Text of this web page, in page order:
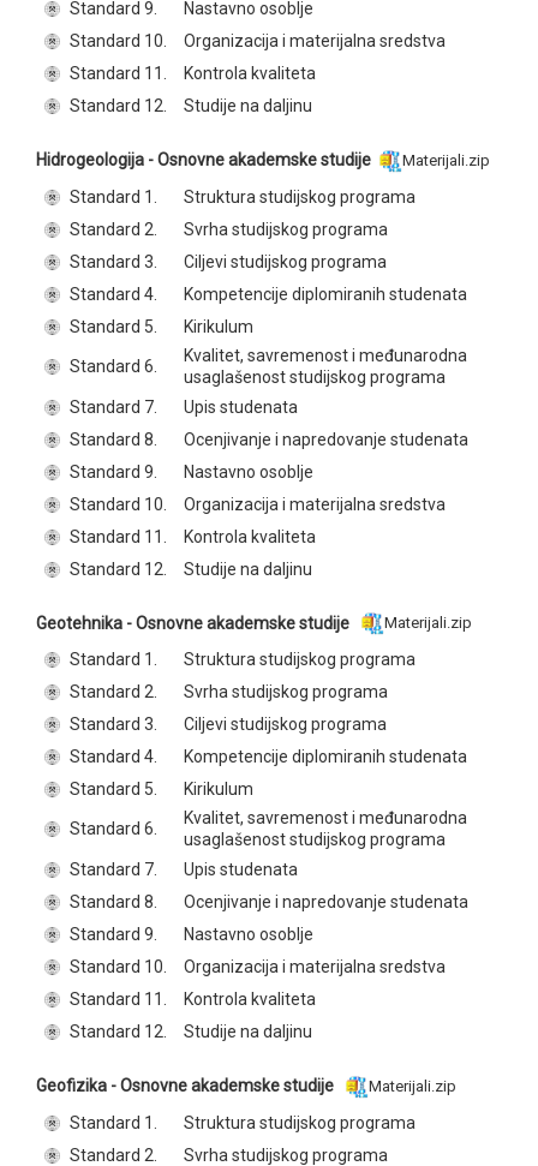
Standard 9.
Nastavno osoblje
Standard 10.
Organizacija i materijalna sredstva
Standard 11.
Kontrola kvaliteta
Standard 12.
Studije na daljinu
Hidrogeologija - Osnovne akademske studije Materijali.zip
Standard 1.
Struktura studijskog programa
Standard 2.
Svrha studijskog programa
Standard 3.
Ciljevi studijskog programa
Standard 4.
Kompetencije diplomiranih studenata
Standard 5.
Kirikulum
Standard 6.
Kvalitet, savremenost i međunarodna
usaglašenost studijskog programa
Standard 7.
Upis studenata
Standard 8.
Ocenjivanje i napredovanje studenata
Standard 9.
Nastavno osoblje
Standard 10.
Organizacija i materijalna sredstva
Standard 11.
Kontrola kvaliteta
Standard 12.
Studije na daljinu
Geotehnika - Osnovne akademske studije Materijali.zip
Standard 1.
Struktura studijskog programa
Standard 2.
Svrha studijskog programa
Standard 3.
Ciljevi studijskog programa
Standard 4.
Kompetencije diplomiranih studenata
Standard 5.
Kirikulum
Standard 6.
Kvalitet, savremenost i međunarodna
usaglašenost studijskog programa
Standard 7.
Upis studenata
Standard 8.
Ocenjivanje i napredovanje studenata
Standard 9.
Nastavno osoblje
Standard 10.
Organizacija i materijalna sredstva
Standard 11.
Kontrola kvaliteta
Standard 12.
Studije na daljinu
Geofizika - Osnovne akademske studije Materijali.zip
Standard 1.
Struktura studijskog programa
Standard 2.
Svrha studijskog programa